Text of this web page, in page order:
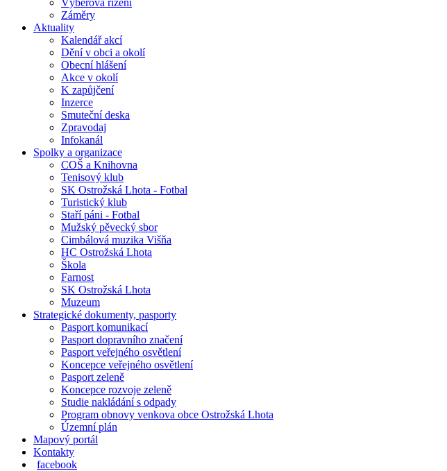
Záměry
Aktuality
Kalendář akcí
Dění v obci a okolí
Obecní hlášení
Akce v okolí
K zapůjčení
Inzerce
Smuteční deska
Zpravodaj
Infokanál
Spolky a organizace
COŠ a Knihovna
Tenisový klub
SK Ostrožská Lhota - Fotbal
Turistický klub
Staří páni - Fotbal
Mužský pěvecký sbor
Cimbálová muzika Višňa
HC Ostrožská Lhota
Škola
Farnost
SK Ostrožská Lhota
Muzeum
Strategické dokumenty, pasporty
Pasport komunikací
Pasport dopravního značení
Pasport veřejného osvětlení
Koncepce veřejného osvětlení
Pasport zeleně
Koncepce rozvoje zeleně
Studie nakládání s odpady
Program obnovy venkova obce Ostrožská Lhota
Územní plán
Mapový portál
Kontakty
facebook